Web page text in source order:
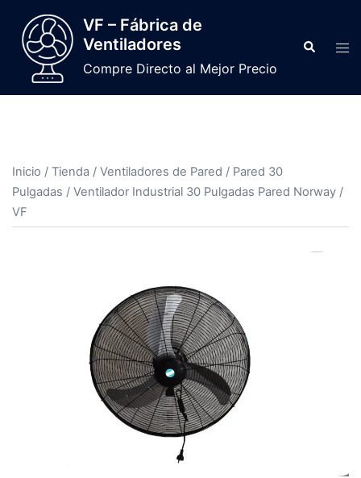
VF – Fábrica de
Ventiladores
Compre Directo al Mejor Precio
Inicio / Tienda / Ventiladores de Pared / Pared 30
Pulgadas / Ventilador Industrial 30 Pulgadas Pared Norway /
VF